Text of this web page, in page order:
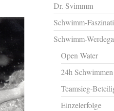
Dr. Svimmm
Schwimm-
Schwimm-
Open Water
24h Schwimmen
Teamsieg-
Einzelerfolge